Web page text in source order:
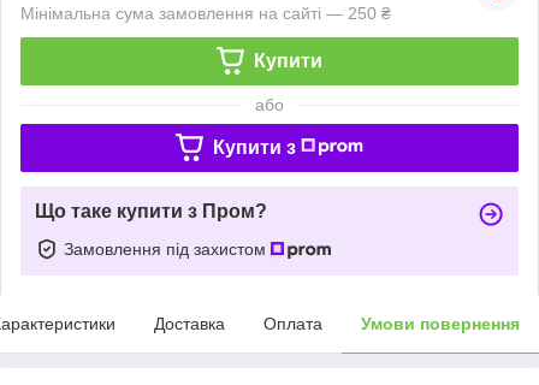
Мінімальна сума замовлення на сайті — 250 ₴
Купити
або
Купити з
Що таке купити з Пром?
Замовлення під захистом
Доставка Оплата Умови повернення